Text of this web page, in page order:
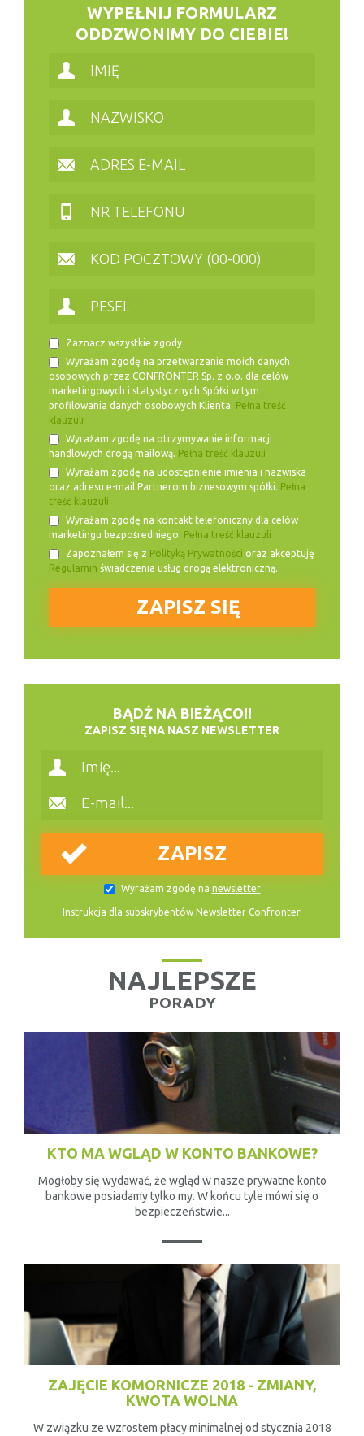
WYPEŁNIJ FORMULARZ
ODDZWONIMY DO CIEBIE!
Zaznacz wszystkie zgody
Wyrażam zgodę na przetwarzanie moich danych
osobowych przez CONFRONTER Sp. z o.o. dla celów
marketingowych i statystycznych Spółki w tym
profilowania danych osobowych Klienta. Pełna treść
klauzuli
Wyrażam zgodę na otrzymywanie informacji
handlowych drogą mailową. Pełna treść klauzuli
Wyrażam zgodę na udostępnienie imienia i nazwiska
oraz adresu e-mail Partnerom biznesowym spółki. Pełna
treść klauzuli
Wyrażam zgodę na kontakt telefoniczny dla celów
marketingu bezpośredniego. Pełna treść klauzuli
Zapoznałem się z Polityką Prywatności oraz akceptuję
Regulamin świadczenia usług drogą elektroniczną.
BĄDŹ NA BIEŻĄCO!!
ZAPISZ SIĘ NA NASZ NEWSLETTER
Wyrażam zgodę na newsletter
Instrukcja dla subskrybentów Newsletter Confronter.
NAJLEPSZE
PORADY
KTO MA WGLĄD W KONTO BANKOWE?
Mogłoby się wydawać, że wgląd w nasze prywatne konto
bankowe posiadamy tylko my. W końcu tyle mówi się o
bezpieczeństwie...
ZAJĘCIE KOMORNICZE 2018 - ZMIANY,
KWOTA WOLNA
W związku ze wzrostem płacy minimalnej od stycznia 2018